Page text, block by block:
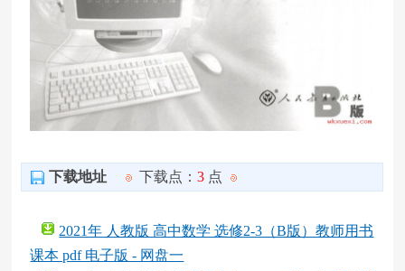
下载地址 下载点：3 点
2021年 人教版 高中数学 选修2-3（B版）教师用书
课本 pdf 电子版 - 网盘一